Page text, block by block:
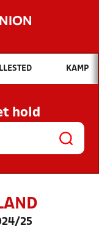
vil du søge efter?
OG NYHEDER
OG
KAMP
hold
25